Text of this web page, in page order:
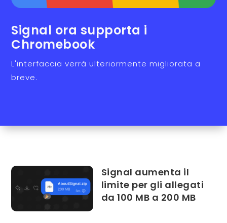
Signal ora supporta i
Chromebook
L'interfaccia verrà ulteriormente migliorata a
breve.
Signal aumenta il
limite per gli allegati
da 100 MB a 200 MB